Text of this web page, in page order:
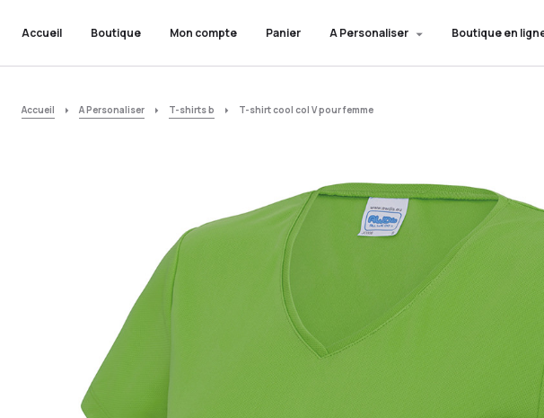
Accueil Boutique Mon compte Panier A Personaliser Boutique en
Accueil A Personaliser T-shirts b T-shirt cool col V pour femme